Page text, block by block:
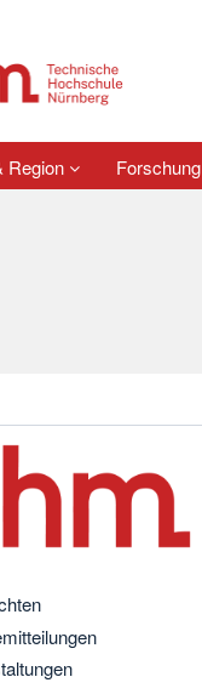
Region Forschung